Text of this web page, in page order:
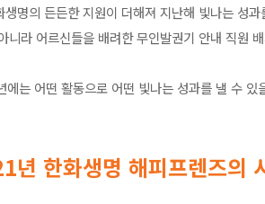
생명의 든든한 지원이 더해져 지난해 빛나는 성
니라 어르신들을 배려한 무인발권기 안내 직원
에는 어떤 활동으로 어떤 빛나는 성과를 낼 수
년 한화생명 해피프렌즈의